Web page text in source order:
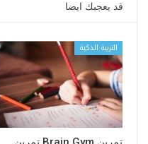
قد يعجبك ايضا
التربية الذكية